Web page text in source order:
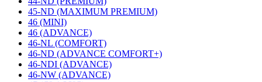
45-ND (MAXIMUM PREMIUM)
46 (MINI)
46 (ADVANCE)
46-NL (COMFORT)
46-ND (ADVANCE COMFORT+)
46-NDI (ADVANCE)
46-NW (ADVANCE)